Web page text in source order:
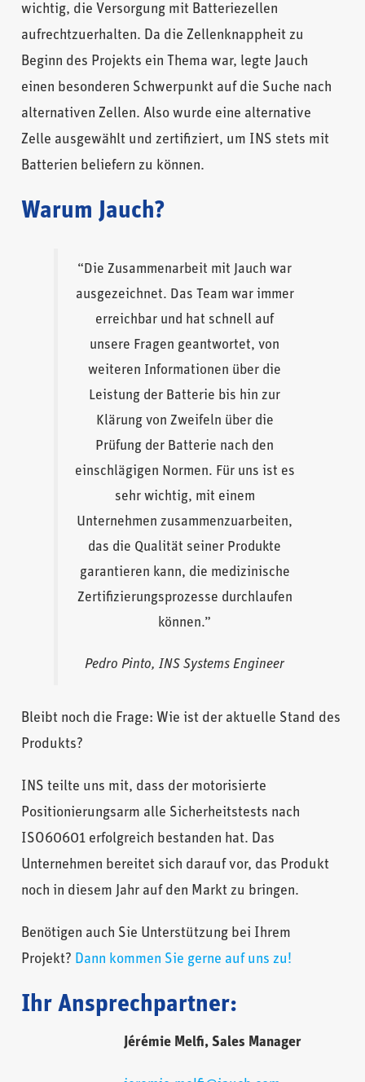
wichtig, die Versorgung mit Batteriezellen
aufrechtzuerhalten. Da die Zellenknappheit zu
Beginn des Projekts ein Thema war, legte Jauch
einen besonderen Schwerpunkt auf die Suche nach
alternativen Zellen. Also wurde eine alternative
Zelle ausgewählt und zertifiziert, um INS stets mit
Batterien beliefern zu können.
Warum Jauch?
“Die Zusammenarbeit mit Jauch war
ausgezeichnet. Das Team war immer
erreichbar und hat schnell auf
unsere Fragen geantwortet, von
weiteren Informationen über die
Leistung der Batterie bis hin zur
Klärung von Zweifeln über die
Prüfung der Batterie nach den
einschlägigen Normen. Für uns ist es
sehr wichtig, mit einem
Unternehmen zusammenzuarbeiten,
das die Qualität seiner Produkte
garantieren kann, die medizinische
Zertifizierungsprozesse durchlaufen
können.”
Pedro Pinto, INS Systems Engineer
Bleibt noch die Frage: Wie ist der aktuelle Stand des
Produkts?
INS teilte uns mit, dass der motorisierte
Positionierungsarm alle Sicherheitstests nach
ISO60601 erfolgreich bestanden hat. Das
Unternehmen bereitet sich darauf vor, das Produkt
noch in diesem Jahr auf den Markt zu bringen.
Benötigen auch Sie Unterstützung bei Ihrem
Projekt? Dann kommen Sie gerne auf uns zu!
Ihr Ansprechpartner:
Jérémie Melfi, Sales Manager